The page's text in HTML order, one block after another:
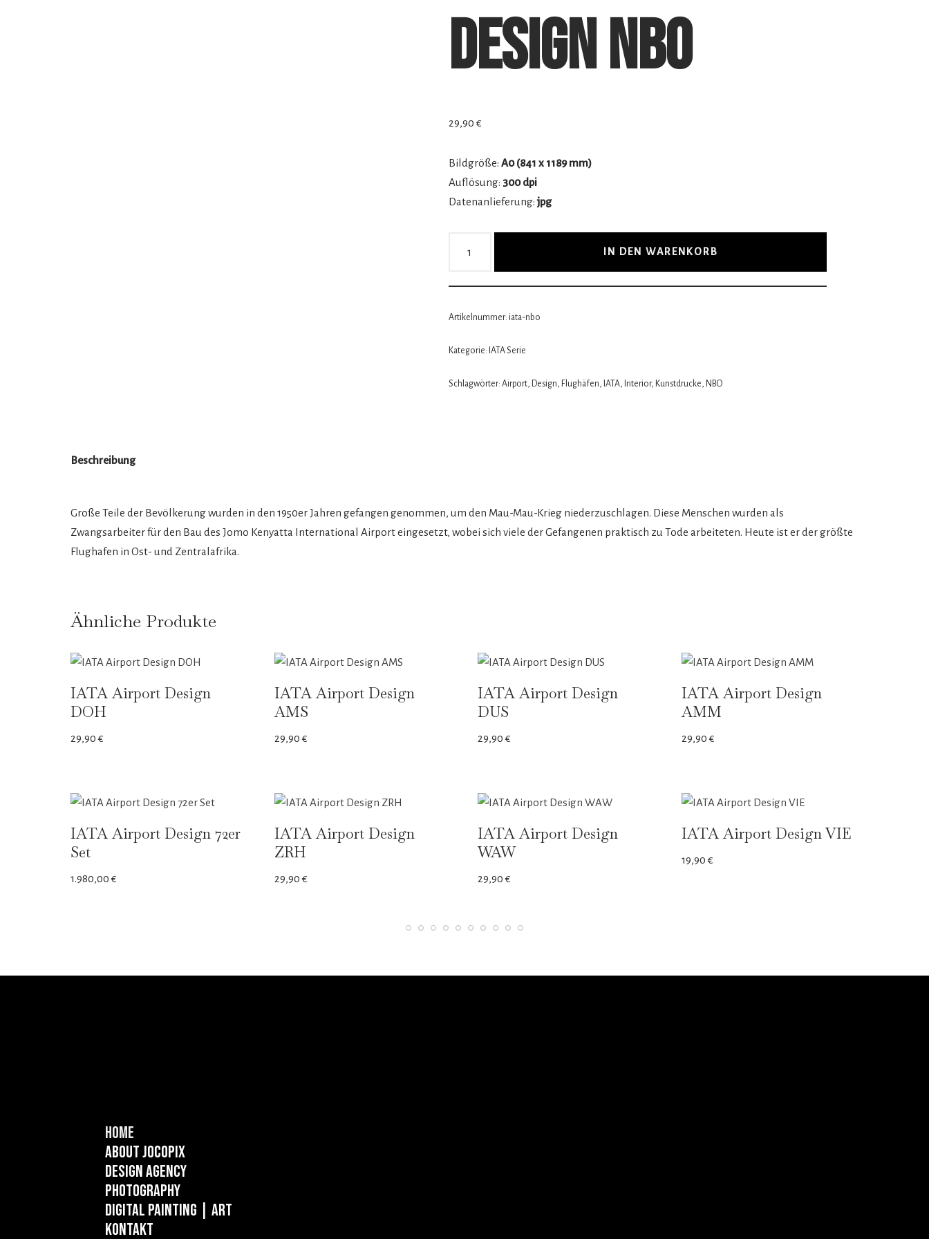
Design NBO
29,90€
Bildgröße:A0 (841 x 1189 mm)
Auflösung: 300 dpi
Datenanlieferung:jpg
IN DEN WARENKORB
Artikelnummer: iata-nbo
Kategorie: IATA Serie
Schlagwörter:Airport, Design, Flughäfen, IATA, Interior, Kunstdrucke, NBO
Beschreibung
Große Teile der Bevölkerung wurden in den 1950er Jahren gefangen genommen, um den Mau-Mau-Krieg niederzuschlagen. Diese Menschen wurden als
Zwangsarbeiter für den Bau des Jomo Kenyatta International Airport eingesetzt, wobei sich viele der Gefangenen praktisch zu Tode arbeiteten. Heute ist er der größte
Flughafen in Ost- und Zentralafrika.
Ähnliche Produkte
IATA Airport Design
DOH
29,90€
IATA Airport Design
AMS
29,90€
IATA Airport Design
DUS
29,90€
IATA Airport Design
AMM
29,90€
IATA Airport Design 72er
Set
1.980,00€
IATA Airport Design
ZRH
29,90€
IATA Airport Design
WAW
29,90€
IATA Airport Design VIE
19,90€
Home
About Jocopix
Design Agency
Photography
Digital Painting | ART
Kontakt